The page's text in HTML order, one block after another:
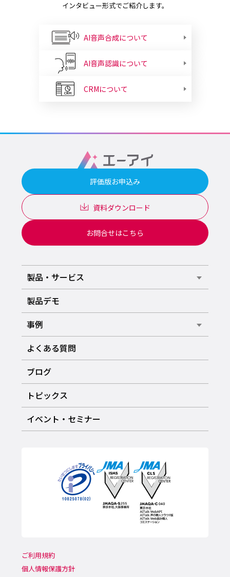
インタビュー形式でご紹介します。
AI音声合成について
AI音声認識について
CRMについて
評価版お申込み
資料ダウンロード
お問合せはこちら
製品・サービス
製品デモ
事例
よくある質問
ブログ
トピックス
イベント・セミナー
ご利用規約
個人情報保護方針